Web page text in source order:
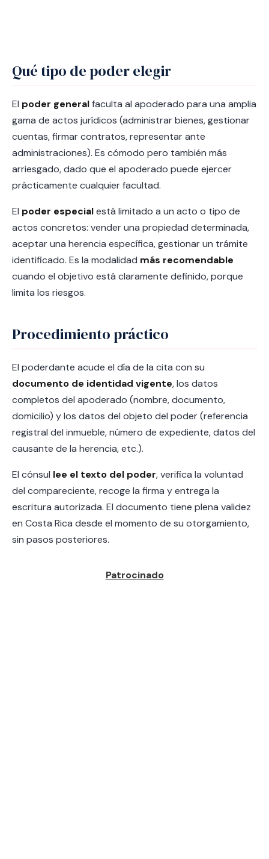
Qué tipo de poder elegir
El poder generalfaculta al apoderado para una amplia
gama de actos jurídicos (administrar bienes, gestionar
cuentas, firmar contratos, representar ante
administraciones). Es cómodo pero también más
arriesgado, dado que el apoderado puede ejercer
prácticamente cualquier facultad.
El poder especialestá limitado a un acto o tipo de
actos concretos: vender una propiedad determinada,
aceptar una herencia específica, gestionar un trámite
identificado. Es la modalidad más recomendable
cuando el objetivo está claramente definido, porque
limita los riesgos.
Procedimiento práctico
El poderdante acude el día de la cita con su
documento de identidad vigente, los datos
completos del apoderado (nombre, documento,
domicilio) y los datos del objeto del poder (referencia
registral del inmueble, número de expediente, datos del
causante de la herencia, etc.).
El cónsul lee el texto del poder, verifica la voluntad
del compareciente, recoge la firma y entrega la
escritura autorizada. El documento tiene plena validez
en Costa Rica desde el momento de su otorgamiento,
sin pasos posteriores.